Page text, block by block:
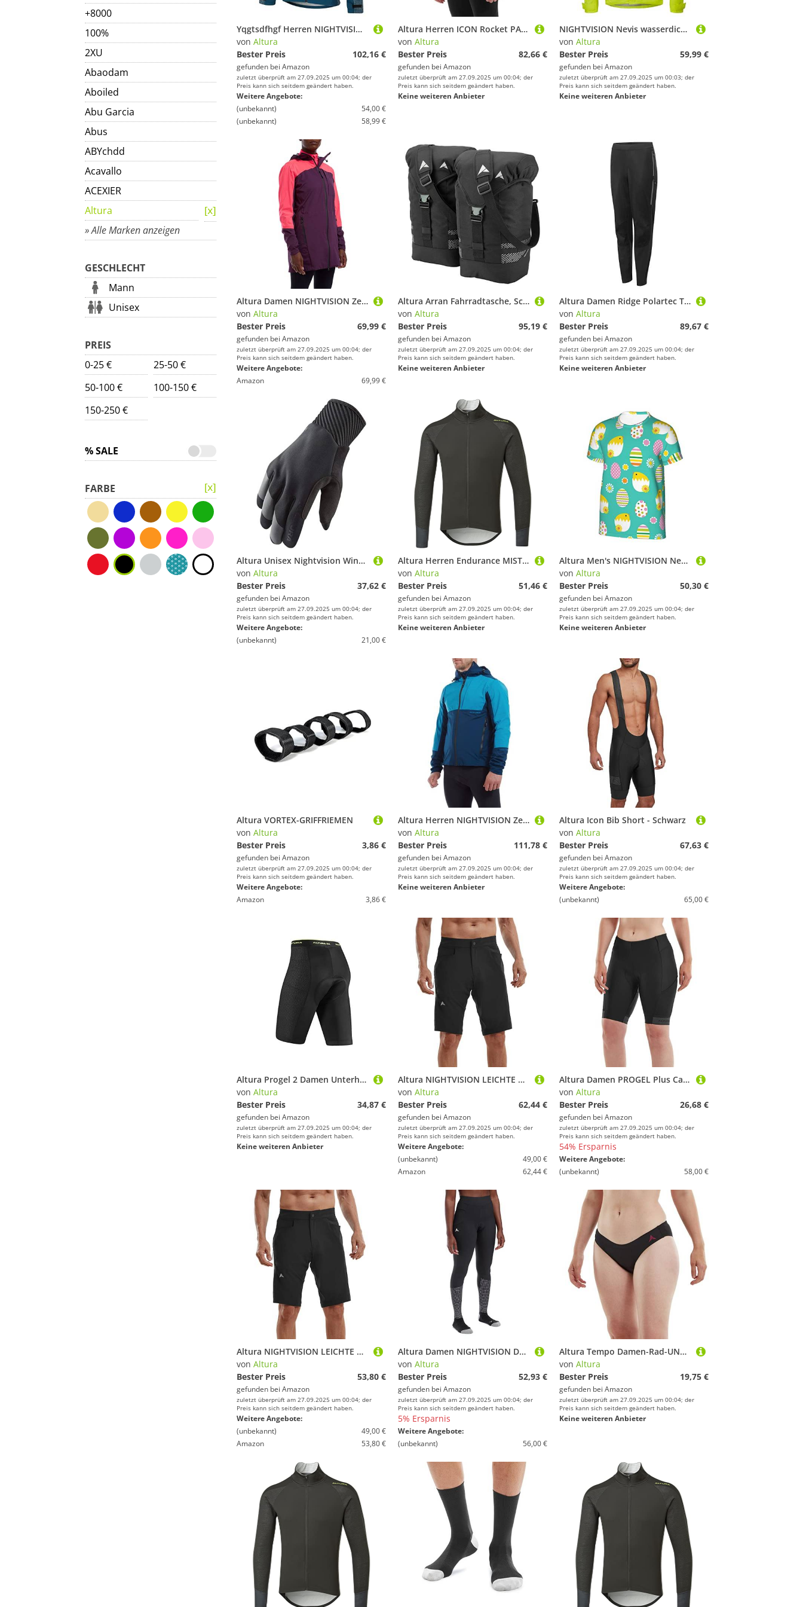
+8000
100%
2XU
Abaodam
Aboiled
Abu Garcia
Abus
ABYchdd
Acavallo
ACEXIER
Altura
» Alle Marken anzeigen
GESCHLECHT
Mann
Unisex
PREIS
0-25 €
25-50 €
50-100 €
100-150 €
150-250 €
% SALE
FARBE
Yqgtsdfhgf Herren NIGHTVISION Storm wasserdichte RADJACKE Jacke, Schwarz, 3XL
von Altura
Bester Preis
102,16 €
gefunden bei Amazon
zuletzt überprüft am 27.09.2025 um 00:04; der
Preis kann sich seitdem geändert haben.
Weitere Angebote:
(unbekannt)
54,00 €
(unbekannt)
58,99 €
Altura Herren ICON Rocket PACKBARERADJACKE Jacke, Schwarz, XL
von Altura
Bester Preis
82,66 €
gefunden bei Amazon
zuletzt überprüft am 27.09.2025 um 00:04; der
Preis kann sich seitdem geändert haben.
Keine weiteren Anbieter
NIGHTVISION Nevis wasserdichte RADJACKE
von Altura
Bester Preis
59,99 €
gefunden bei Amazon
zuletzt überprüft am 27.09.2025 um 00:03; der
Preis kann sich seitdem geändert haben.
Keine weiteren Anbieter
Altura Damen NIGHTVISION Zephyr wasserdichte RADJACKE Jacke, Schwarz, 38
von Altura
Bester Preis
69,99 €
gefunden bei Amazon
zuletzt überprüft am 27.09.2025 um 00:04; der
Preis kann sich seitdem geändert haben.
Weitere Angebote:
Amazon
69,99 €
Altura Arran Fahrradtasche, Schwarz, 36L
von Altura
Bester Preis
95,19 €
gefunden bei Amazon
zuletzt überprüft am 27.09.2025 um 00:04; der
Preis kann sich seitdem geändert haben.
Keine weiteren Anbieter
Altura Damen Ridge Polartec Thermo-Mountainbike-Hose – Schwarz – 46
von Altura
Bester Preis
89,67 €
gefunden bei Amazon
zuletzt überprüft am 27.09.2025 um 00:04; der
Preis kann sich seitdem geändert haben.
Keine weiteren Anbieter
Altura Unisex Nightvision Winddicht Thermo Reflektierend Handschuh - Schwarz - X-Small
von Altura
Bester Preis
37,62 €
gefunden bei Amazon
zuletzt überprüft am 27.09.2025 um 00:04; der
Preis kann sich seitdem geändert haben.
Weitere Angebote:
(unbekannt)
21,00 €
Altura Herren Endurance MISTRALSOFTSHELL-RADJACKE Jacke, Schwarz, XL
von Altura
Bester Preis
51,46 €
gefunden bei Amazon
zuletzt überprüft am 27.09.2025 um 00:04; der
Preis kann sich seitdem geändert haben.
Keine weiteren Anbieter
Altura Men's NIGHTVISION Nevis wasserdichte RADJACKE Jacke, Black, 4XL
von Altura
Bester Preis
50,30 €
gefunden bei Amazon
zuletzt überprüft am 27.09.2025 um 00:04; der
Preis kann sich seitdem geändert haben.
Keine weiteren Anbieter
Altura VORTEX-GRIFFRIEMEN
von Altura
Bester Preis
3,86 €
gefunden bei Amazon
zuletzt überprüft am 27.09.2025 um 00:04; der
Preis kann sich seitdem geändert haben.
Weitere Angebote:
Amazon
3,86 €
Altura Herren NIGHTVISION Zephyr wasserdichte RADJACKE Jacke, Schwarz, S
von Altura
Bester Preis
111,78 €
gefunden bei Amazon
zuletzt überprüft am 27.09.2025 um 00:04; der
Preis kann sich seitdem geändert haben.
Keine weiteren Anbieter
Altura Icon Bib Short - Schwarz
von Altura
Bester Preis
67,63 €
gefunden bei Amazon
zuletzt überprüft am 27.09.2025 um 00:04; der
Preis kann sich seitdem geändert haben.
Weitere Angebote:
(unbekannt)
65,00 €
Altura Progel 2 Damen Unterhose Graphite 14
von Altura
Bester Preis
34,87 €
gefunden bei Amazon
zuletzt überprüft am 27.09.2025 um 00:04; der
Preis kann sich seitdem geändert haben.
Keine weiteren Anbieter
Altura NIGHTVISION LEICHTE RADSHORTS, XL
von Altura
Bester Preis
62,44 €
gefunden bei Amazon
zuletzt überprüft am 27.09.2025 um 00:04; der
Preis kann sich seitdem geändert haben.
Weitere Angebote:
(unbekannt)
49,00 €
Amazon
62,44 €
Altura Damen PROGEL Plus Cargo Waist Shorts STR, Schwarz, 10
von Altura
Bester Preis
26,68 €
gefunden bei Amazon
zuletzt überprüft am 27.09.2025 um 00:04; der
Preis kann sich seitdem geändert haben.
54% Ersparnis
Weitere Angebote:
(unbekannt)
58,00 €
Altura NIGHTVISION LEICHTE RADSHORTS, M
von Altura
Bester Preis
53,80 €
gefunden bei Amazon
zuletzt überprüft am 27.09.2025 um 00:04; der
Preis kann sich seitdem geändert haben.
Weitere Angebote:
(unbekannt)
49,00 €
Amazon
53,80 €
Altura Damen NIGHTVISION DWR Cycling Waist Tights Beinbekleidung, Schwarz, L/12
von Altura
Bester Preis
52,93 €
gefunden bei Amazon
zuletzt überprüft am 27.09.2025 um 00:04; der
Preis kann sich seitdem geändert haben.
5% Ersparnis
Weitere Angebote:
(unbekannt)
56,00 €
Altura Tempo Damen-Rad-UNTERZIEHHOSE
von Altura
Bester Preis
19,75 €
gefunden bei Amazon
zuletzt überprüft am 27.09.2025 um 00:04; der
Preis kann sich seitdem geändert haben.
Keine weiteren Anbieter